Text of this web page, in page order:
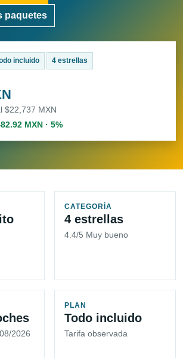
paquetes
incluido 4 estrellas
$22,737 MXN
MXN · 5%
CATEGORÍA
4 estrellas
4.4/5 Muy bueno
2026
PLAN
Todo incluido
Tarifa observada